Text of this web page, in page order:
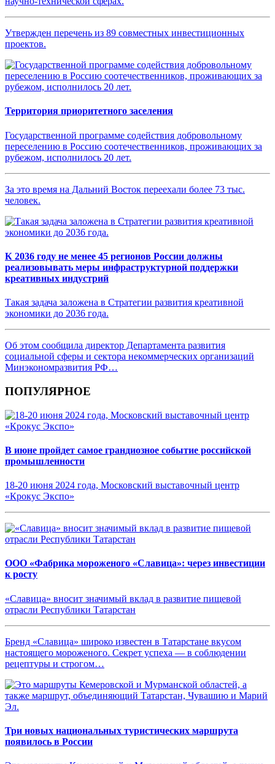
Утвержден перечень из 89 совместных инвестиционных
проектов.
Территория приоритетного заселения
Государственной программе содействия добровольному
переселению в Россию соотечественников, проживающих за
рубежом, исполнилось 20 лет.
За это время на Дальний Восток переехали более 73 тыс.
человек.
К 2036 году не менее 45 регионов России должны
реализовывать меры инфраструктурной поддержки
креативных индустрий
Такая задача заложена в Стратегии развития креативной
экономики до 2036 года.
Об этом сообщила директор Департамента развития
социальной сферы и сектора некоммерческих организаций
Минэкономразвития РФ…
ПОПУЛЯРНОЕ
В июне пройдет самое грандиозное событие российской
промышленности
18-20 июня 2024 года, Московский выставочный центр
«Крокус Экспо»
ООО «Фабрика мороженого «Славица»: через инвестиции
к росту
«Славица» вносит значимый вклад в развитие пищевой
отрасли Республики Татарстан
Бренд «Славица» широко известен в Татарстане вкусом
настоящего мороженого. Секрет успеха — в соблюдении
рецептуры и строгом…
Три новых национальных туристических маршрута
появилось в России